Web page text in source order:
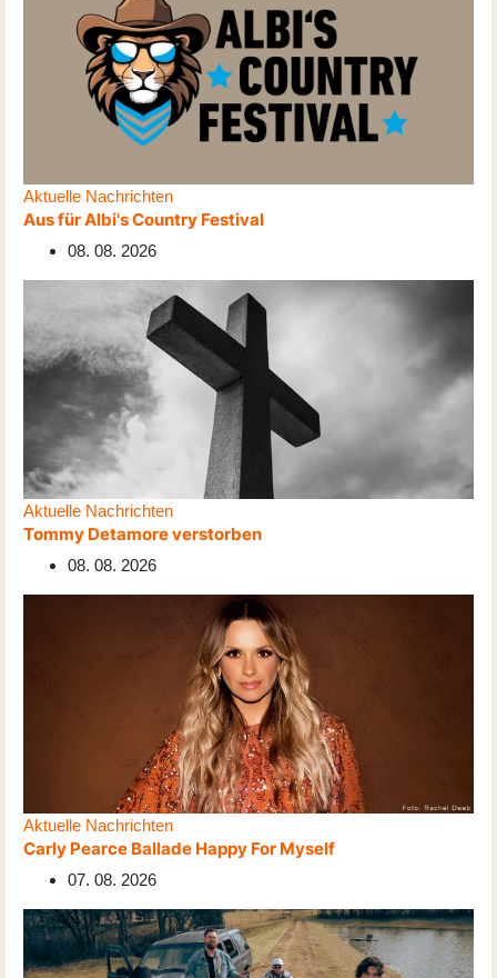
Aktuelle Nachrichten
Aus für Albi's Country Festival
08. 08. 2026
Aktuelle Nachrichten
Tommy Detamore verstorben
08. 08. 2026
Aktuelle Nachrichten
Carly Pearce Ballade Happy For Myself
07. 08. 2026